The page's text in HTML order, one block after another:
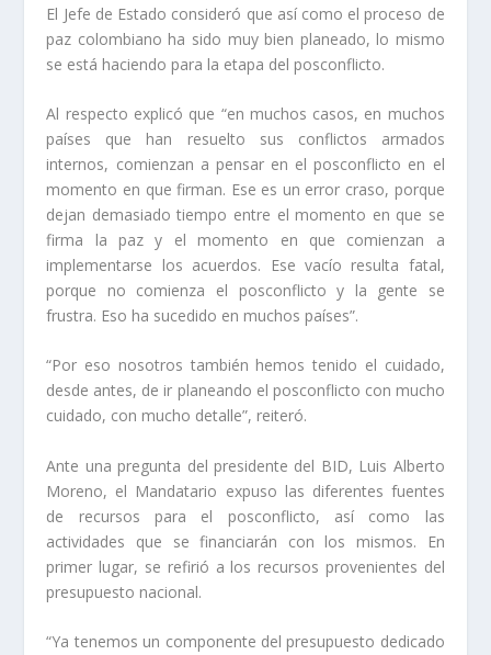
El Jefe de Estado consideró que así como el proceso de
paz colombiano ha sido muy bien planeado, lo mismo
se está haciendo para la etapa del posconflicto.
Al respecto explicó que “en muchos casos, en muchos
países que han resuelto sus conflictos armados
internos, comienzan a pensar en el posconflicto en el
momento en que firman. Ese es un error craso, porque
dejan demasiado tiempo entre el momento en que se
firma la paz y el momento en que comienzan a
implementarse los acuerdos. Ese vacío resulta fatal,
porque no comienza el posconflicto y la gente se
frustra. Eso ha sucedido en muchos países”.
“Por eso nosotros también hemos tenido el cuidado,
desde antes, de ir planeando el posconflicto con mucho
cuidado, con mucho detalle”, reiteró.
Ante una pregunta del presidente del BID, Luis Alberto
Moreno, el Mandatario expuso las diferentes fuentes
de recursos para el posconflicto, así como las
actividades que se financiarán con los mismos. En
primer lugar, se refirió a los recursos provenientes del
presupuesto nacional.
“Ya tenemos un componente del presupuesto dedicado